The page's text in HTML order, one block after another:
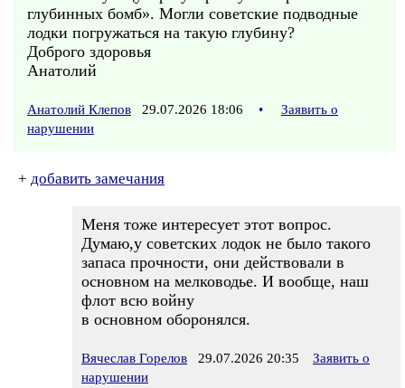
глубинных бомб». Могли советские подводные
лодки погружаться на такую глубину?
Доброго здоровья
Анатолий
Анатолий Клепов 29.07.2026 18:06 •
Заявить о
нарушении
+ добавить замечания
Меня тоже интересует этот вопрос.
Думаю,у советских лодок не было такого
запаса прочности, они действовали в
основном на мелководье. И вообще, наш
флот всю войну
в основном оборонялся.
Вячеслав Горелов 29.07.2026 20:35
Заявить о
нарушении